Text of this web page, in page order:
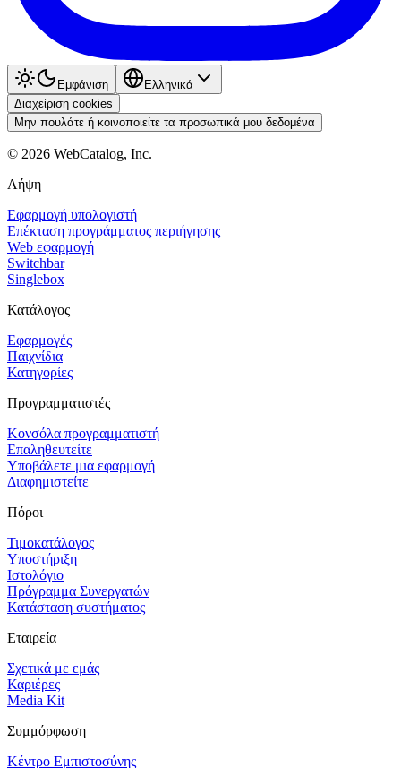
Εμφάνιση
Ελληνικά
Διαχείριση cookies
Μην πουλάτε ή κοινοποιείτε τα προσωπικά μου δεδομένα
© 2026 WebCatalog, Inc.
Λήψη
Εφαρμογή υπολογιστή
Επέκταση προγράμματος περιήγησης
Web εφαρμογή
Switchbar
Singlebox
Κατάλογος
Εφαρμογές
Παιχνίδια
Κατηγορίες
Προγραμματιστές
Κονσόλα προγραμματιστή
Επαληθευτείτε
Υποβάλετε μια εφαρμογή
Διαφημιστείτε
Πόροι
Τιμοκατάλογος
Υποστήριξη
Ιστολόγιο
Πρόγραμμα Συνεργατών
Κατάσταση συστήματος
Εταιρεία
Σχετικά με εμάς
Καριέρες
Media Kit
Συμμόρφωση
Κέντρο Εμπιστοσύνης